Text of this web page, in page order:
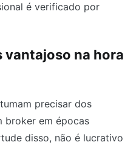
é verificado por
vantajoso na hora
precisar dos
broker em épocas
disso, não é lucrativo